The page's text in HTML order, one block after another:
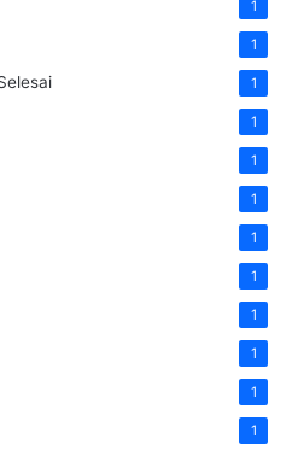
1
1
1
1
1
1
1
1
1
1
1
1